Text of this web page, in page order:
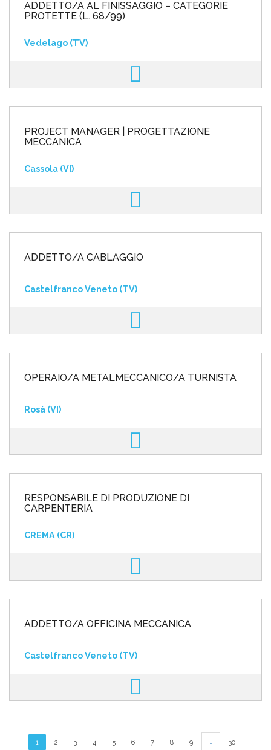
ADDETTO/A AL FINISSAGGIO – CATEGORIE
PROTETTE (L. 68/99)
Vedelago (TV)
PROJECT MANAGER | PROGETTAZIONE
MECCANICA
Cassola (VI)
ADDETTO/A CABLAGGIO
Castelfranco Veneto (TV)
OPERAIO/A METALMECCANICO/A TURNISTA
Rosà (VI)
RESPONSABILE DI PRODUZIONE DI
CARPENTERIA
CREMA (CR)
ADDETTO/A OFFICINA MECCANICA
Castelfranco Veneto (TV)
1 2 3 4 5 6 7 8 9 30